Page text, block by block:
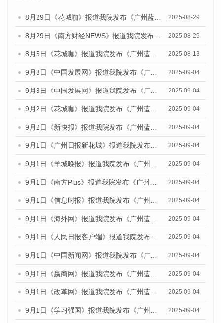
2025-08-29
2025-08-29
2025-08-13
2025-09-04
2025-09-04
2025-09-04
2025-09-04
2025-09-04
2025-09-04
2025-09-04
2025-09-04
2025-09-04
2025-09-04
2025-09-04
2025-09-04
2025-09-04
2025-09-04